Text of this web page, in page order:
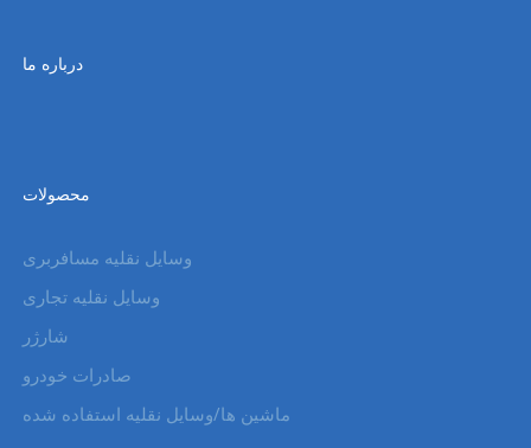
درباره ما
محصولات
وسایل نقلیه مسافربری
وسایل نقلیه تجاری
شارژر
صادرات خودرو
ماشین ها/وسایل نقلیه استفاده شده